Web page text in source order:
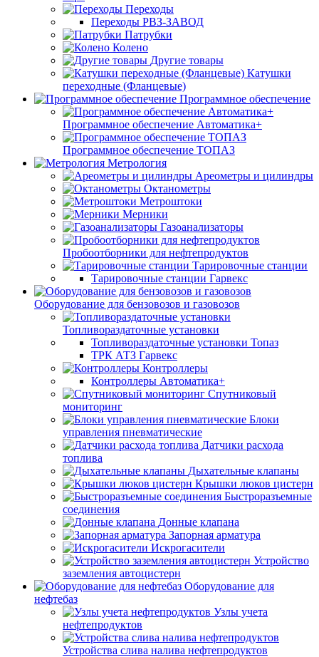
Переходы
Переходы РВЗ-ЗАВОД
Патрубки
Колено
Другие товары
Катушки
переходные (Фланцевые)
Программное обеспечение
Программное обеспечение Автоматика+
Программное обеспечение ТОПАЗ
Метрология
Ареометры и цилиндры
Октанометры
Метроштоки
Мерники
Газоанализаторы
Пробоотборники для нефтепродуктов
Тарировочные станции
Тарировочные станции Гарвекс
Оборудование для бензовозов и газовозов
Топливораздаточные установки
Топливораздаточные установки Топаз
ТРК АТЗ Гарвекс
Контроллеры
Контроллеры Автоматика+
Спутниковый
мониторинг
Блоки
управления пневматические
Датчики расхода
топлива
Дыхательные клапаны
Крышки люков цистерн
Быстроразъемные
соединения
Донные клапана
Запорная арматура
Искрогасители
Устройство
заземления автоцистерн
Оборудование для
нефтебаз
Узлы учета
нефтепродуктов
Устройства слива налива нефтепродуктов